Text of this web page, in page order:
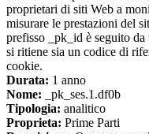
proprietari di siti Web a
misurare le prestazioni del
prefisso _pk_id è seguito
si ritiene sia un codice di
cookie.
Durata: 1 anno
Nome: _pk_ses.1.df0b
Tipologia: analitico
Proprieta: Prime Parti